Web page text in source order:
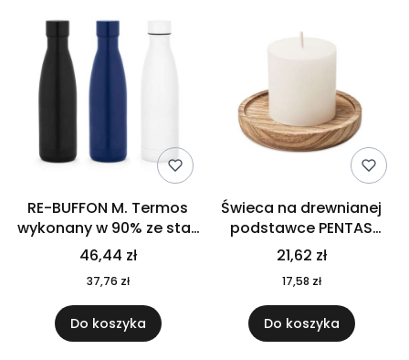
RE-BUFFON M. Termos
wykonany w 90% ze stali
nierdzewnej
pochodzącej z
recyklingu 520 ml 94294
46,44 zł
37,76 zł
Do koszyka
Świeca na drewnianej
podstawce PENTAS
MO6282-40
21,62 zł
17,58 zł
Do koszyka